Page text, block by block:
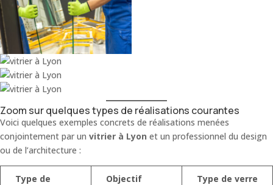
Zoom sur quelques types de réalisations courantes
Voici quelques exemples concrets de réalisations menées
conjointement par un vitrier à Lyon et un professionnel du design
ou de l’architecture :
Type de
Objectif
Type de verre